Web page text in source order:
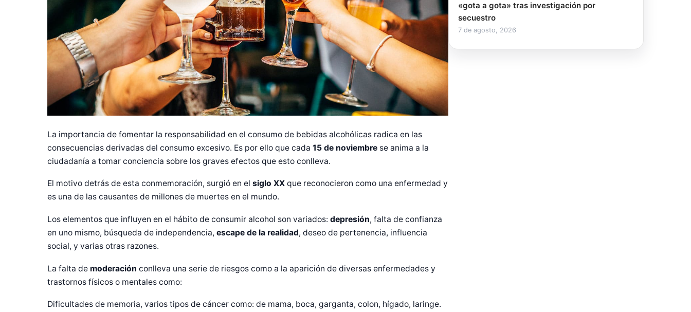
La importancia de fomentar la responsabilidad en el consumo de bebidas alcohólicas radica en las
consecuencias derivadas del consumo excesivo. Es por ello que cada 15 de noviembre se anima a la
ciudadanía a tomar conciencia sobre los graves efectos que esto conlleva.
El motivo detrás de esta conmemoración, surgió en el siglo XX que reconocieron como una enfermedad y
es una de las causantes de millones de muertes en el mundo.
Los elementos que influyen en el hábito de consumir alcohol son variados: depresión, falta de confianza
en uno mismo, búsqueda de independencia, escape de la realidad, deseo de pertenencia, influencia
social, y varias otras razones.
La falta de moderación conlleva una serie de riesgos como a la aparición de diversas enfermedades y
trastornos físicos o mentales como:
Dificultades de memoria, varios tipos de cáncer como: de mama, boca, garganta, colon, hígado, laringe.
«gota a gota» tras investigación por
secuestro
7 de agosto, 2026